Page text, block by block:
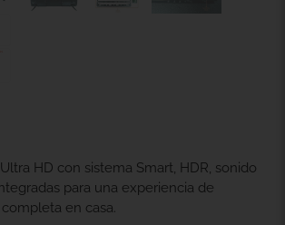
HD con sistema Smart, HDR, sonido
para una experiencia de
en casa.